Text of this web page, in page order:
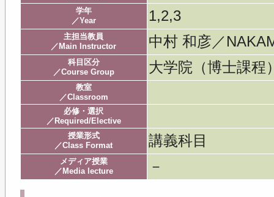
学年
／Year
1,2,3
主担当教員
／Main Instructor
中村 和彦／
科目区分
／Course Group
大学院（博士課
教室
／Classroom
必修・選択
／Required/Elective
授業形式
／Class Format
講義科目
メディア授業
／Media lecture
－